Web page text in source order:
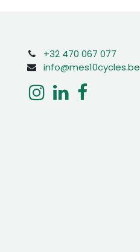
+32 470 067 077
info@mes10cycles.be